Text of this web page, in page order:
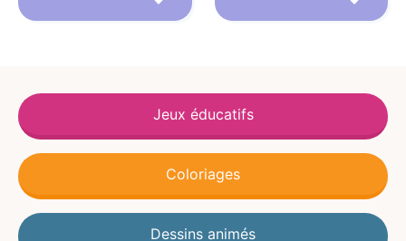
Jeux éducatifs
Coloriages
Dessins animés